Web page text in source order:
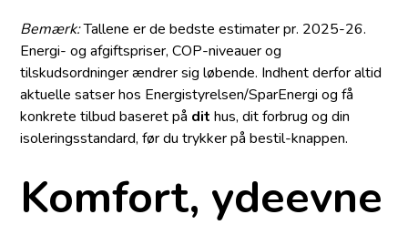
Bemærk:Tallene er de bedste estimater pr. 2025-26.
Energi- og afgiftspriser, COP-niveauer og
tilskudsordninger ændrer sig løbende. Indhent derfor altid
aktuelle satser hos Energistyrelsen/SparEnergi og få
konkrete tilbud baseret på dit hus, dit forbrug og din
isoleringsstandard, før du trykker på bestil-knappen.
Komfort, ydeevne